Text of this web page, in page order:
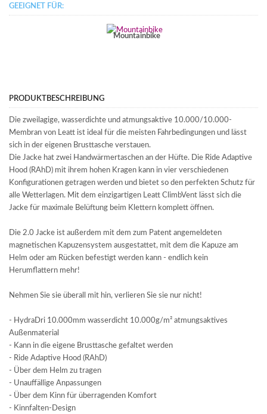
GEEIGNET FÜR:
Mountainbike
PRODUKTBESCHREIBUNG
Die zweilagige, wasserdichte und atmungsaktive 10.000/10.000-
Membran von Leatt ist ideal für die meisten Fahrbedingungen und lässt
sich in der eigenen Brusttasche verstauen.
Die Jacke hat zwei Handwärmertaschen an der Hüfte. Die Ride Adaptive
Hood (RAhD) mit ihrem hohen Kragen kann in vier verschiedenen
Konfigurationen getragen werden und bietet so den perfekten Schutz für
alle Wetterlagen. Mit dem einzigartigen Leatt ClimbVent lässt sich die
Jacke für maximale Belüftung beim Klettern komplett öffnen.
Die 2.0 Jacke ist außerdem mit dem zum Patent angemeldeten
magnetischen Kapuzensystem ausgestattet, mit dem die Kapuze am
Helm oder am Rücken befestigt werden kann - endlich kein
Herumflattern mehr!
Nehmen Sie sie überall mit hin, verlieren Sie sie nur nicht!
- HydraDri 10.000mm wasserdicht 10.000g/m² atmungsaktives
Außenmaterial
- Kann in die eigene Brusttasche gefaltet werden
- Ride Adaptive Hood (RAhD)
- Über dem Helm zu tragen
- Unauffällige Anpassungen
- Über dem Kinn für überragenden Komfort
- Kinnfalten-Design